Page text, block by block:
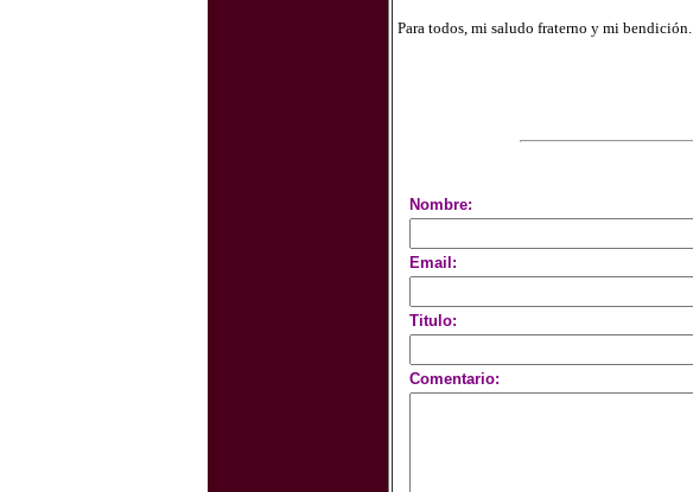
Para todos, mi saludo fraterno y mi bendición.
Nombre:
Email:
Titulo:
Comentario: